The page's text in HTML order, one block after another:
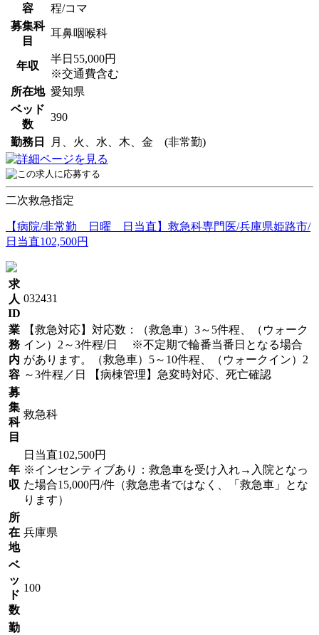
容
程/コマ
募集科
目
耳鼻咽喉科
年収
半日55,000円
※交通費含む
所在地 愛知県
ベッド
数
390
勤務日 月、火、水、木、金 (非常勤)
二次救急指定
【病院/非常勤 日曜 日当直】救急科専門医/兵庫県姫路市/
日当直102,500円
求
人
ID
032431
業
務
内
容
【救急対応】対応数：（救急車）3～5件程、（ウォーク
イン）2～3件程/日 ※不定期で輪番当番日となる場合
があります。（救急車）5～10件程、（ウォークイン）2
～3件程／日 【病棟管理】急変時対応、死亡確認
募
集
科
目
救急科
年
収
日当直102,500円
※インセンティブあり：救急車を受け入れ→入院となっ
た場合15,000円/件（救急患者ではなく、「救急車」とな
ります）
所
在
地
兵庫県
ベ
ッ
ド
数
100
勤